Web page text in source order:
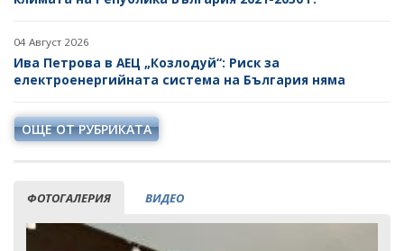
04 Август 2026
Ива Петрова в АЕЦ „Козлодуй“: Риск за
електроенергийната система на България няма
ОЩЕ ОТ РУБРИКАТА
ФОТОГАЛЕРИЯ ВИДЕО